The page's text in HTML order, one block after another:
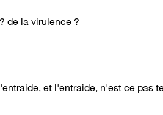
de la virulence ?
et l'entraide, n'est ce pas